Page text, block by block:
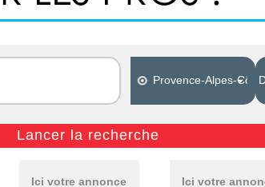
Ici votre annonce
Ici votre